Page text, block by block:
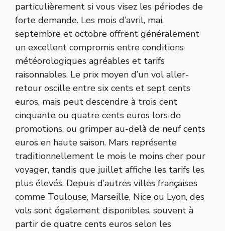
particulièrement si vous visez les périodes de
forte demande. Les mois d’avril, mai,
septembre et octobre offrent généralement
un excellent compromis entre conditions
météorologiques agréables et tarifs
raisonnables. Le prix moyen d’un vol aller-
retour oscille entre six cents et sept cents
euros, mais peut descendre à trois cent
cinquante ou quatre cents euros lors de
promotions, ou grimper au-delà de neuf cents
euros en haute saison. Mars représente
traditionnellement le mois le moins cher pour
voyager, tandis que juillet affiche les tarifs les
plus élevés. Depuis d’autres villes françaises
comme Toulouse, Marseille, Nice ou Lyon, des
vols sont également disponibles, souvent à
partir de quatre cents euros selon les